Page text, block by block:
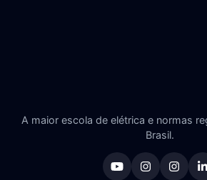
A maior escola de elétrica e normas
Brasil.